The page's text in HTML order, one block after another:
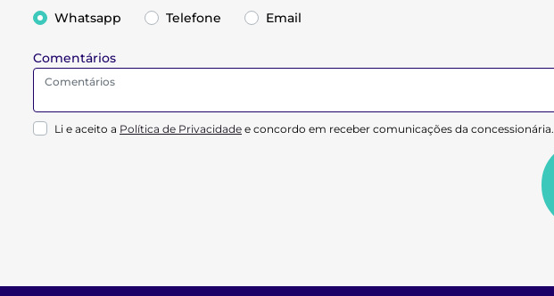
Whatsapp
Telefone Email
Comentários
Li e aceito a Política de Privacidade e concordo em receber comunicações da concessionária.